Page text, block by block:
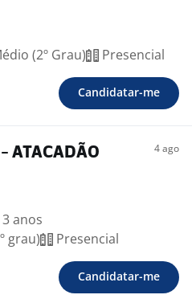
(2º Grau) Presencial
Candidatar-me
ATACADÃO 4 ago
anos
grau)
Presencial
Candidatar-me